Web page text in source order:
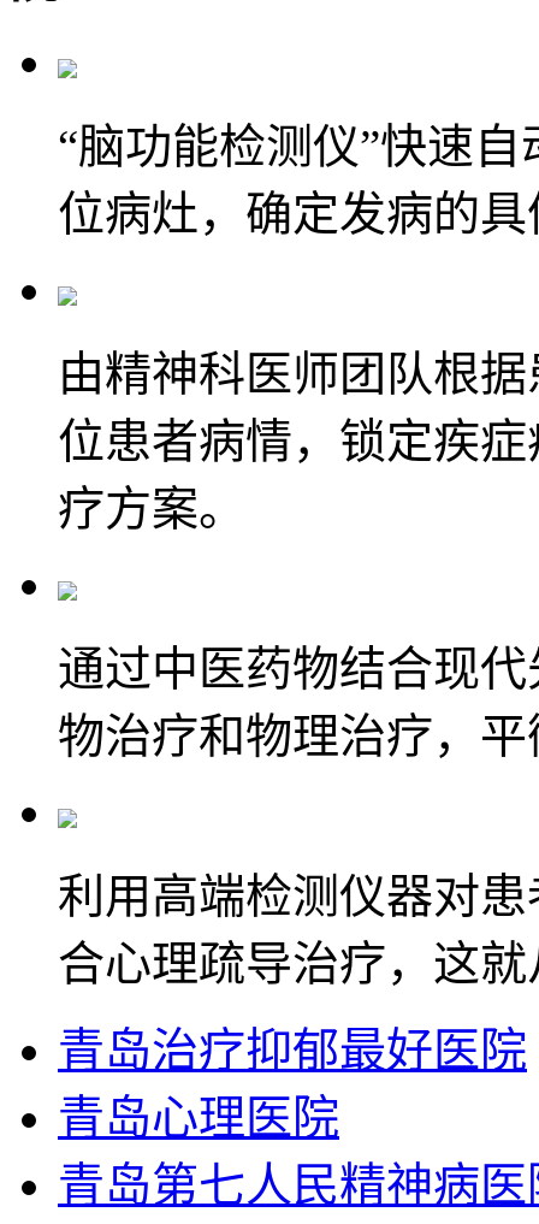
“脑功能检测仪”快速
位病灶，确定发病的
由精神科医师团队根
位患者病情，锁定疾
疗方案。
通过中医药物结合现
物治疗和物理治疗，
利用高端检测仪器对
合心理疏导治疗，这
青岛治疗抑郁最好医院
青岛心理医院
青岛第七人民精神病